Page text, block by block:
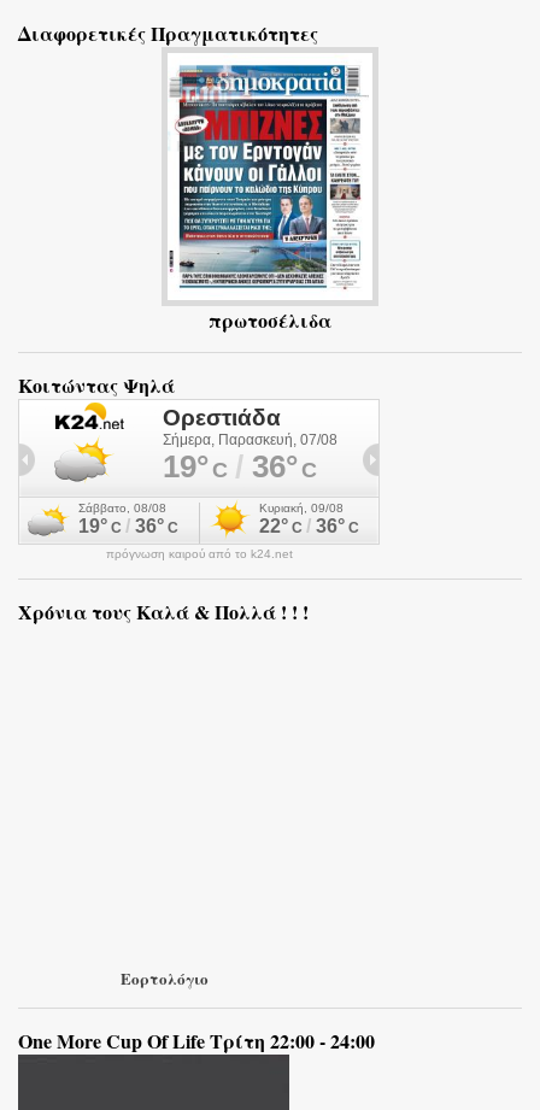
λ
Διαφορετικές Πραγματικότητες
πρωτοσέλιδα
Κοιτώντας Ψηλά
πρόγνωση καιρού από το k24.net
Χρόνια τους Καλά & Πολλά ! ! !
Εορτολόγιο
One More Cup Of Life Τρίτη 22:00 - 24:00